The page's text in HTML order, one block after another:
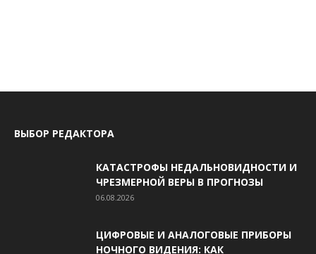
ВЫБОР РЕДАКТОРА
КАТАСТРОФЫ НЕДАЛЬНОВИДНОСТИ И
ЧРЕЗМЕРНОЙ ВЕРЫ В ПРОГНОЗЫ
06.08.2026
ЦИФРОВЫЕ И АНАЛОГОВЫЕ ПРИБОРЫ
НОЧНОГО ВИДЕНИЯ: КАК